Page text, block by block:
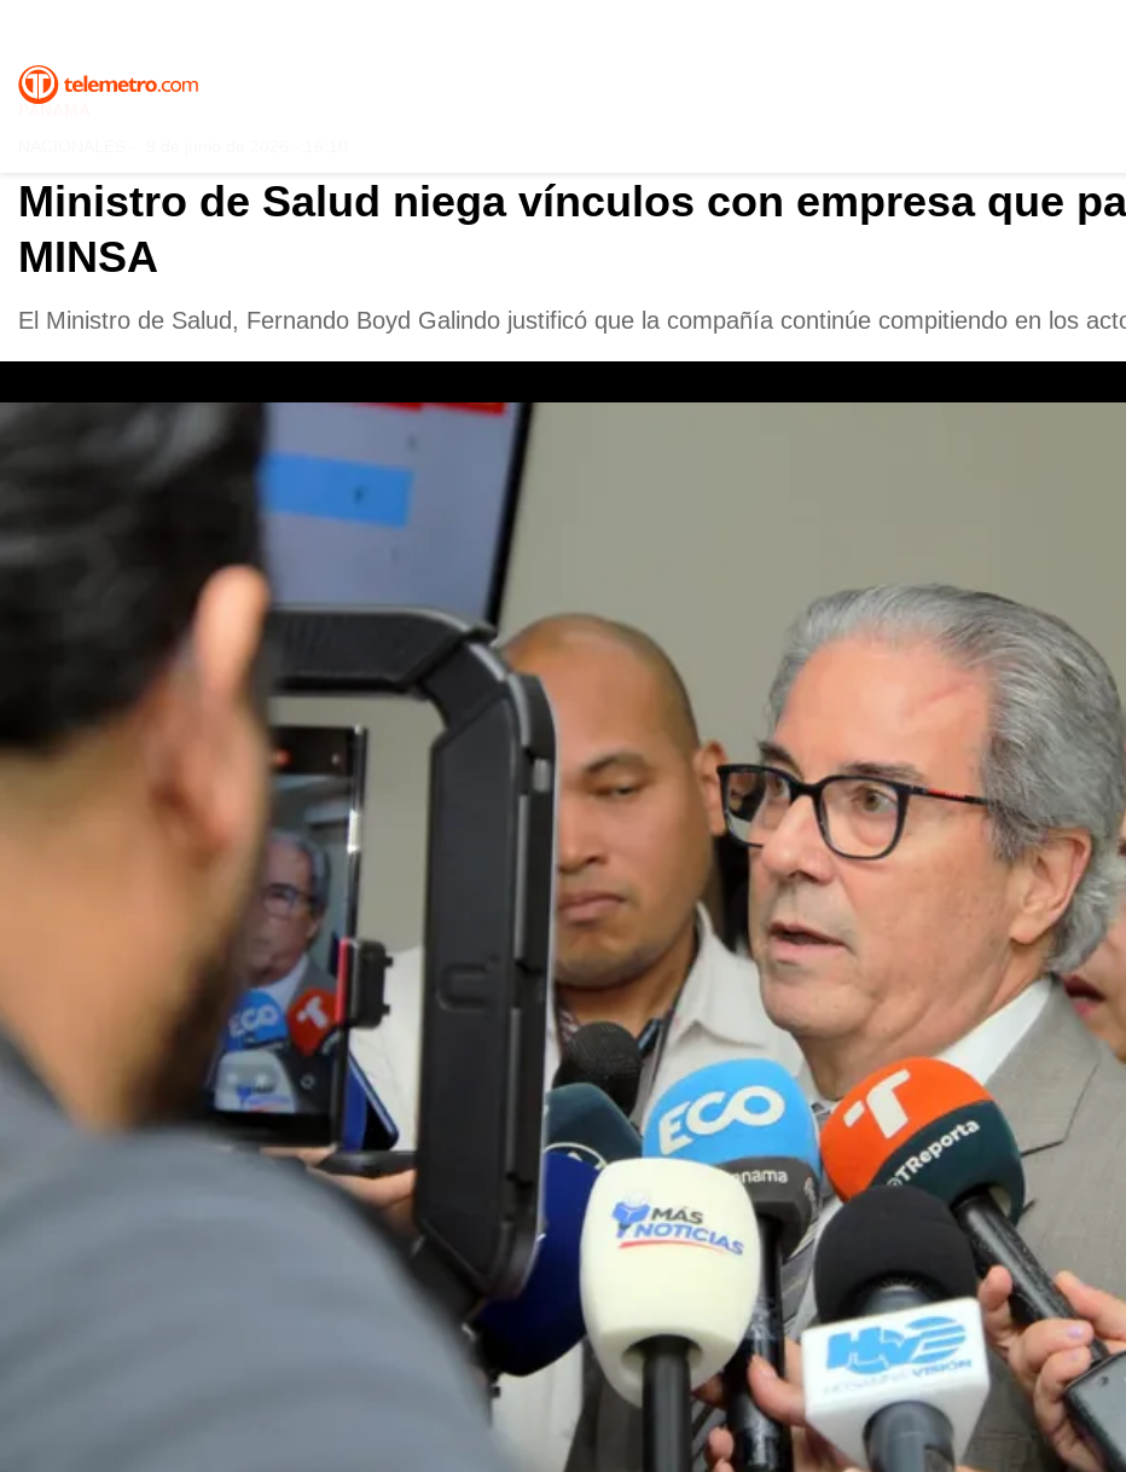
PANAMÁ
Ministro de Salud niega vínculos con empresa que
MINSA
El Ministro de Salud, Fernando Boyd Galindo justificó que la compañía continúe compitiendo en los